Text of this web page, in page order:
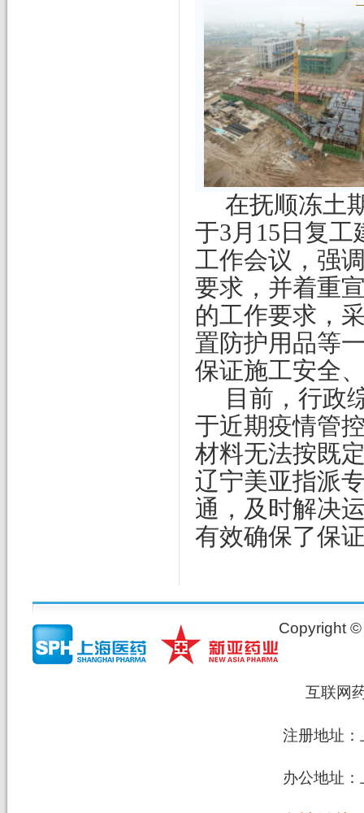
在抚顺冻土
于3月15日复
工作会议，强
要求，并着重
的工作要求，
置防护用品等
保证施工安全
目前，行政
于近期疫情管
材料无法按既
辽宁美亚指派
通，及时解决
有效确保了保
Copyright
互联网
注册地址
办公地址